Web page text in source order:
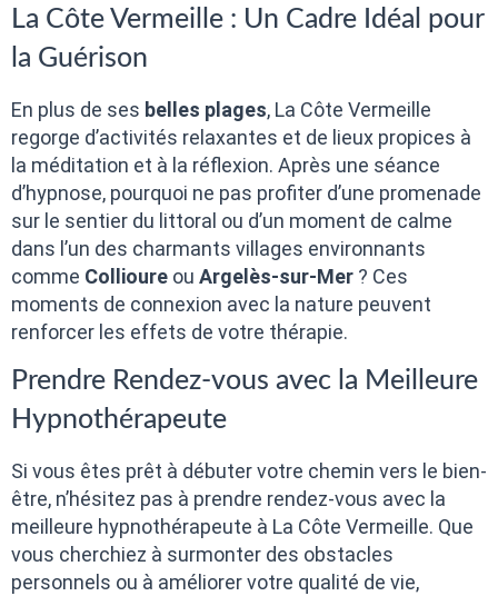
La Côte Vermeille : Un Cadre Idéal pour
la Guérison
En plus de ses belles plages, La Côte Vermeille
regorge d’activités relaxantes et de lieux propices à
la méditation et à la réflexion. Après une séance
d’hypnose, pourquoi ne pas profiter d’une promenade
sur le sentier du littoral ou d’un moment de calme
dans l’un des charmants villages environnants
comme Collioure ou Argelès-sur-Mer ? Ces
moments de connexion avec la nature peuvent
renforcer les effets de votre thérapie.
Prendre Rendez-vous avec la Meilleure
Hypnothérapeute
Si vous êtes prêt à débuter votre chemin vers le bien-
être, n’hésitez pas à prendre rendez-vous avec la
meilleure hypnothérapeute à La Côte Vermeille. Que
vous cherchiez à surmonter des obstacles
personnels ou à améliorer votre qualité de vie,